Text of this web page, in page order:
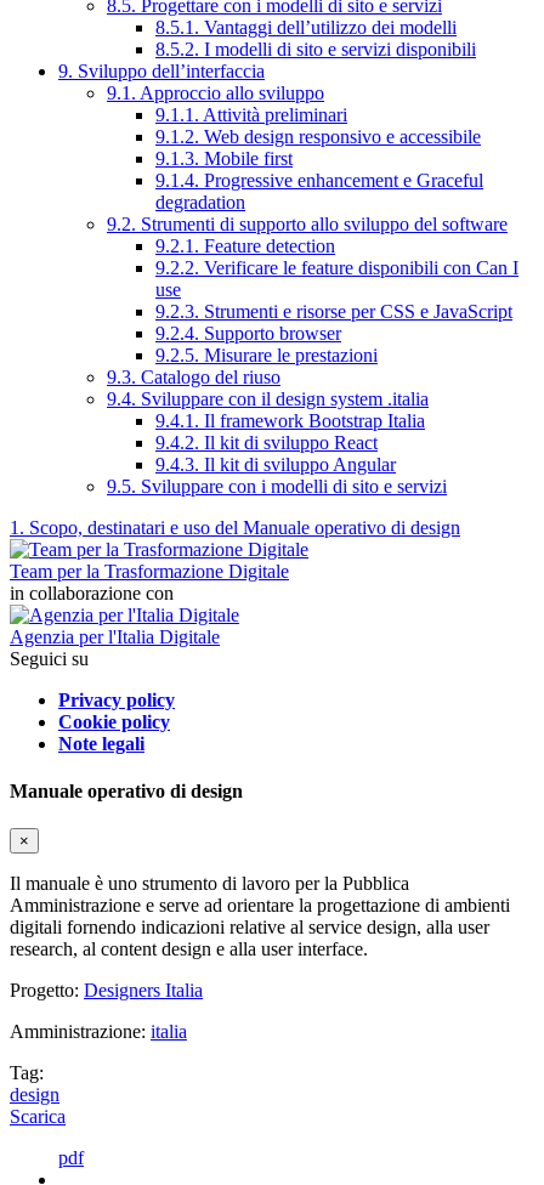
8.5. Progettare con i modelli di sito e servizi
8.5.1. Vantaggi dell’utilizzo dei modelli
8.5.2. I modelli di sito e servizi disponibili
9. Sviluppo dell’interfaccia
9.1. Approccio allo sviluppo
9.1.1. Attività preliminari
9.1.2. Web design responsivo e accessibile
9.1.3. Mobile first
9.1.4. Progressive enhancement e Graceful
degradation
9.2. Strumenti di supporto allo sviluppo del software
9.2.1. Feature detection
9.2.2. Verificare le feature disponibili con Can I
use
9.2.3. Strumenti e risorse per CSS e JavaScript
9.2.4. Supporto browser
9.2.5. Misurare le prestazioni
9.3. Catalogo del riuso
9.4. Sviluppare con il design system .italia
9.4.1. Il framework Bootstrap Italia
9.4.2. Il kit di sviluppo React
9.4.3. Il kit di sviluppo Angular
9.5. Sviluppare con i modelli di sito e servizi
1. Scopo, destinatari e uso del Manuale operativo di design
Team per la Trasformazione Digitale
in collaborazione con
Agenzia per l'Italia Digitale
Seguici su
Privacy policy
Cookie policy
Note legali
Manuale operativo di design
×
Il manuale è uno strumento di lavoro per la Pubblica
Amministrazione e serve ad orientare la progettazione di ambienti
digitali fornendo indicazioni relative al service design, alla user
research, al content design e alla user interface.
Progetto: Designers Italia
Amministrazione: italia
Tag:
design
Scarica
pdf